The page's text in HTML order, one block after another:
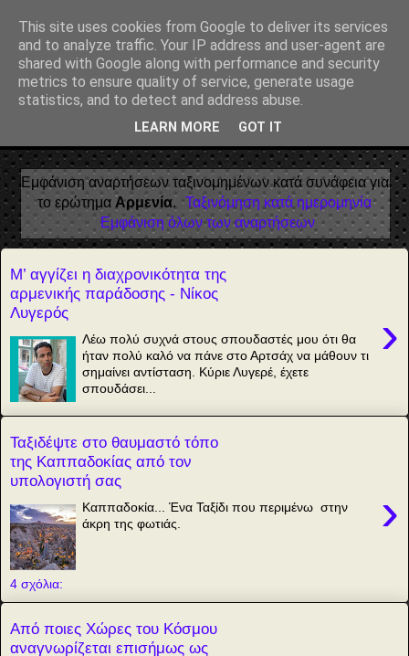
Αέναη επΑνάσταση
• Επιστήμη • Ψυχολογία • Λογοτεχνία • Τέχνες • Θεολογία •
Φιλοσοφία • Στοχασμοί... για τη μνήμη, τον άνθρωπο και το
Φως
Εμφάνιση αναρτήσεων ταξινομημένων κατά συνάφεια για
το ερώτημα Αρμενία.
Ταξινόμηση κατά ημερομηνία
Εμφάνιση όλων των αναρτήσεων
Μ’ αγγίζει η διαχρονικότητα της
αρμενικής παράδοσης - Νίκος
Λυγερός
›
Λέω πολύ συχνά στους σπουδαστές μου ότι θα
ήταν πολύ καλό να πάνε στο Αρτσάχ να μάθουν τι
σημαίνει αντίσταση. Κύριε Λυγερέ, έχετε
σπουδάσει...
Ταξιδέψτε στο θαυμαστό τόπο
της Καππαδοκίας από τον
υπολογιστή σας
›
Καππαδοκία... Ένα Ταξίδι που περιμένω στην
άκρη της φωτιάς.
4 σχόλια:
Από ποιες Χώρες του Κόσμου
αναγνωρίζεται επισήμως ως
This site uses cookies from Google to deliver its services
and to analyze traffic. Your IP address and user-agent are
shared with Google along with performance and security
metrics to ensure quality of service, generate usage
statistics, and to detect and address abuse.
LEARN MORE GOT IT